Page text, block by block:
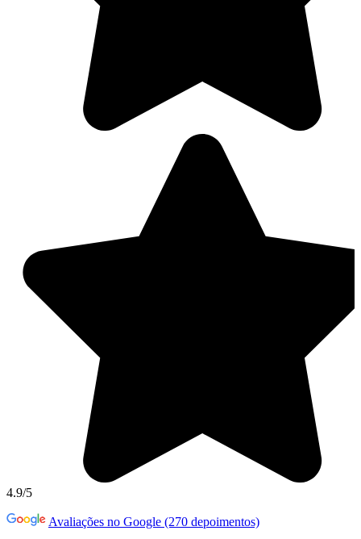
4.9/5
Avaliações no Google (270 depoimentos)